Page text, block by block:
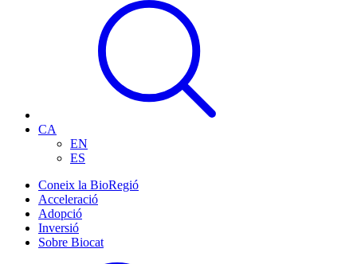
CA
EN
ES
Coneix la BioRegió
Acceleració
Adopció
Inversió
Sobre Biocat